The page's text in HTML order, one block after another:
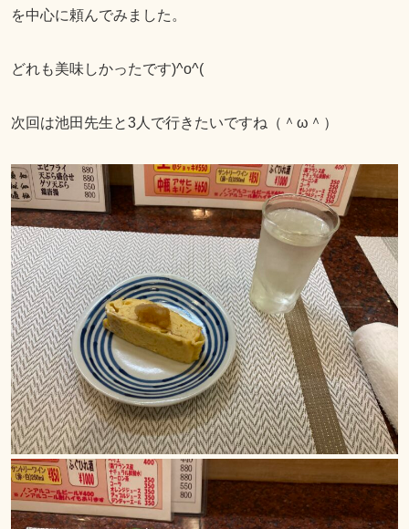
を中心に頼んでみました。
どれも美味しかったです)^o^(
次回は池田先生と3 人で行きたいですね（＾ ω ＾）